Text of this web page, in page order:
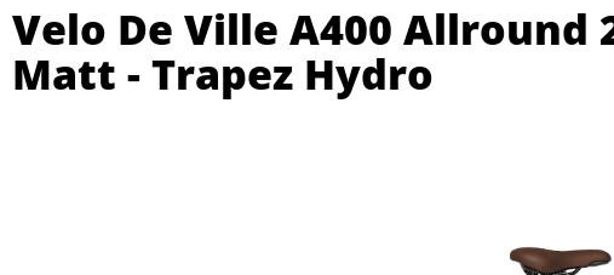
Velo De Ville A400 Allround
Matt - Trapez Hydro